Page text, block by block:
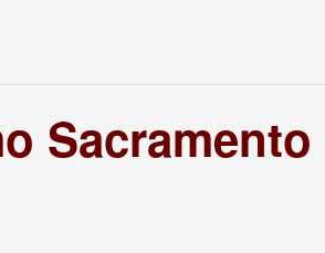
Sacramento